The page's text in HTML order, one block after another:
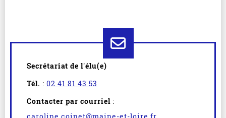
Secrétariat de l'élu(e)
Tél. : 02 41 81 43 53
Contacter par courriel :